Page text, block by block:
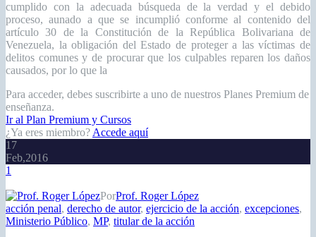
cumplido con la adecuada búsqueda de la verdad y el debido
proceso, aunado a que se incumplió conforme al contenido del
artículo 30 de la Constitución de la República Bolivariana de
Venezuela, la obligación del Estado de proteger a las víctimas de
delitos comunes y de procurar que los culpables reparen los daños
causados, por lo que la
Para acceder, debes suscribirte a uno de nuestros Planes Premium de
enseñanza.
Ir al Plan Premium y Cursos
¿Ya eres miembro? Accede aquí
17
Feb,2016
1
PorProf. Roger López
acción penal, derecho de autor, ejercicio de la acción, excepciones,
Ministerio Público, MP, titular de la acción